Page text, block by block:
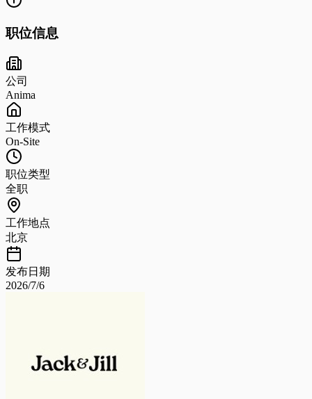
职位信息
公司
Anima
工作模式
On-Site
职位类型
全职
工作地点
北京
发布日期
2026/7/6